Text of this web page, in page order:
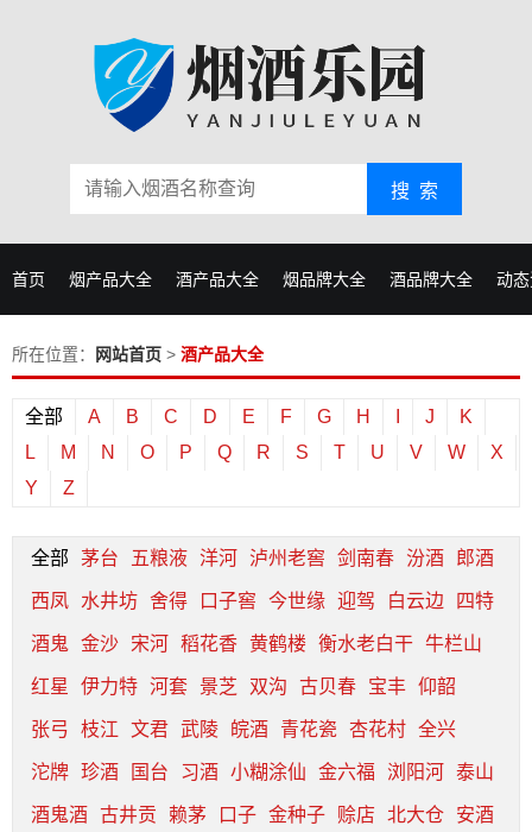
搜 索
首页 烟产品大全 酒产品大全 烟品牌大全 酒品牌大全 动
所在位置： 网站首页 > 酒产品大全
全部 A B C D E F G H J
K
L
M N O P Q R S T U V W
X
Y
Z
全部 茅台 五粮液 洋河 泸州老窖 剑南春 汾酒 郎酒
西凤 水井坊 舍得 口子窖 今世缘 迎驾 白云边 四特
酒鬼 金沙 宋河 稻花香 黄鹤楼 衡水老白干 牛栏山
红星 伊力特 河套 景芝 双沟 古贝春 宝丰 仰韶
张弓 枝江 文君 武陵 皖酒 青花瓷 杏花村 全兴
沱牌 珍酒 国台 习酒 小糊涂仙 金六福 浏阳河 泰山
酒鬼酒 古井贡 赖茅 口子 金种子 赊店 北大仓 安酒